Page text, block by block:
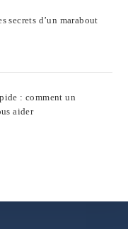
secrets d’un marabout
: comment un
aider